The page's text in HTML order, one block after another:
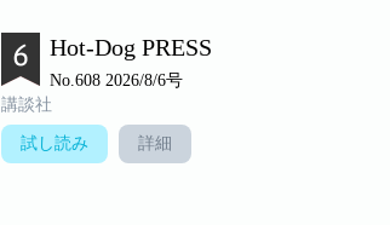
Hot-Dog PRESS
No.608 2026/8/6号
講談社
試し読み 詳細